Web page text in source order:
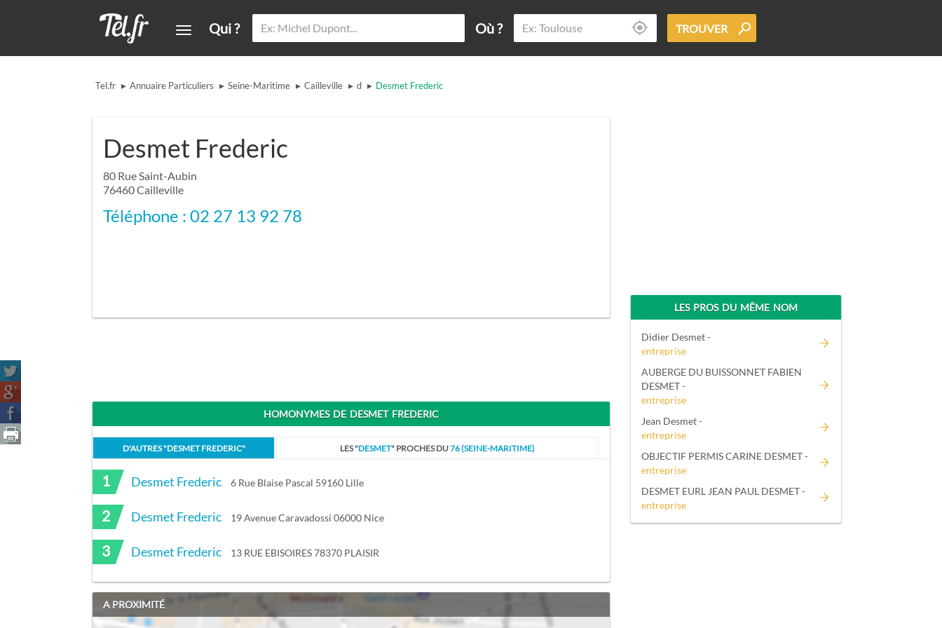
Qui ? Où ? TROUVER
Tel.fr ▸ Annuaire Particuliers ▸ Seine-Maritime ▸ Cailleville ▸ d ▸ Desmet Frederic
Desmet Frederic
80 Rue Saint-Aubin
76460Cailleville
Téléphone : 02 27 13 92 78
HOMONYMES DE DESMET FREDERIC
D'AUTRES "DESMET FREDERIC" LES "DESMET" PROCHES DU76 (SEINE-MARITIME)
1 Desmet Frederic 6 Rue Blaise Pascal 59160 Lille
2 Desmet Frederic 19 Avenue Caravadossi 06000 Nice
3 Desmet Frederic 13 RUE EBISOIRES 78370 PLAISIR
A PROXIMITÉ
LES PROS DU MÊME NOM
Didier Desmet -
entreprise
AUBERGE DU BUISSONNET FABIEN
DESMET -
entreprise
Jean Desmet -
entreprise
OBJECTIF PERMIS CARINE DESMET -
entreprise
DESMET EURL JEAN PAUL DESMET -
entreprise